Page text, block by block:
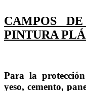
CAMPOS
PINTURA
Para la
yeso, cemento,